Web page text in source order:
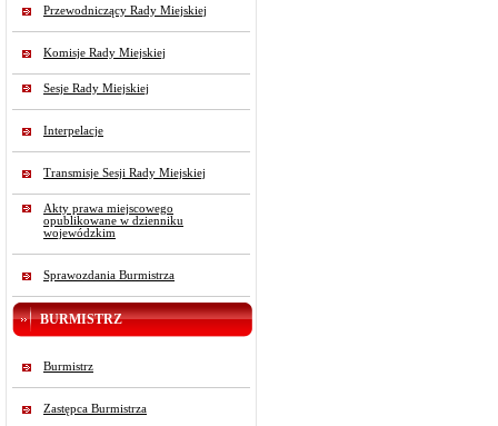
Przewodniczący Rady Miejskiej
Komisje Rady Miejskiej
Sesje Rady Miejskiej
Interpelacje
Transmisje Sesji Rady Miejskiej
Akty prawa miejscowego
opublikowane w dzienniku
wojewódzkim
Sprawozdania Burmistrza
BURMISTRZ
Burmistrz
Zastępca Burmistrza